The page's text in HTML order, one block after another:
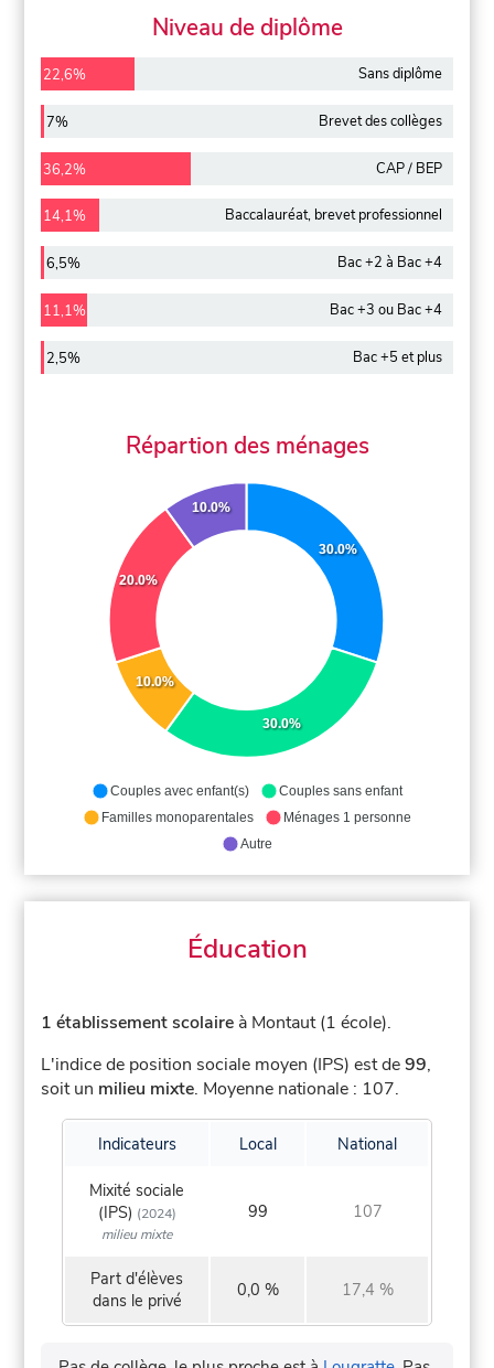
Niveau de diplôme
22,6% Sans diplôme
7% Brevet des collèges
36,2% CAP / BEP
14,1% Baccalauréat, brevet professionnel
6,5% Bac +2 à Bac +4
11,1% Bac +3 ou Bac +4
2,5% Bac +5 et plus
Répartion des ménages
30.0%
30.0%
10.0%
20.0%
10.0%
Couples avec enfant(s)
Couples sans enfant
Familles monoparentales
Ménages 1 personne
Autre
Éducation
1 établissement scolaire à Montaut (1 école).
L'indice de position sociale moyen (IPS) est de99,
soit un milieu mixte. Moyenne nationale : 107.
Indicateurs Local National
Mixité sociale
(IPS) (2024)
milieu mixte
99 107
Part d'élèves
dans le privé
0,0 % 17,4 %